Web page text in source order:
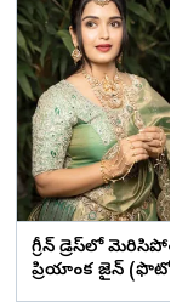
గ్రీన్ డ్రెస్‌లో
ప్రియాంక జైన్